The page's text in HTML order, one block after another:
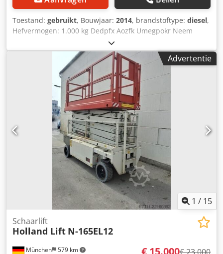
Toestand: gebruikt, Bouwjaar: 2014, brandstoftype: diesel,
Hefvermogen: 1.000 kg Dedpfx Aozfk Umegpokr Neem
contact op met het gebruikte-machines-centrum voor meer
informatie.
Advertentie
1 / 15
München 579 km
Schaarlift
Holland Lift N-165EL12
€ 15.000